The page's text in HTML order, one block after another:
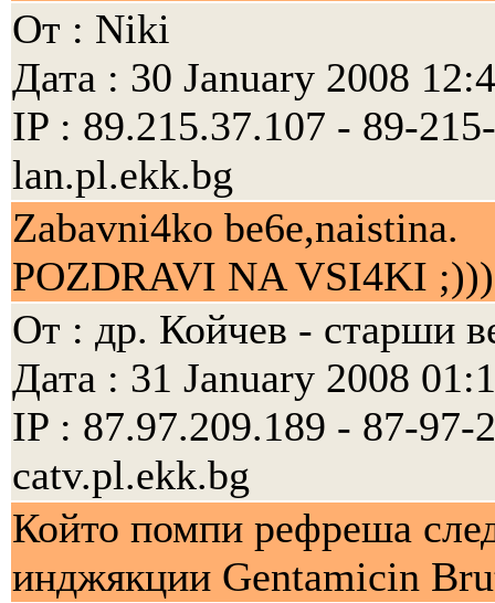
От : Niki
Дата : 30 January 2008
IP : 89.215.37.107 - 89-
lan.pl.ekk.bg
Zabavni4ko be6e,naistina.
POZDRAVI NA VSI4KI ;)))
От : др. Койчев - старши
Дата : 31 January 2008
IP : 87.97.209.189 - 87-97-
catv.pl.ekk.bg
Който помпи рефреша
инджякции Gentamicin